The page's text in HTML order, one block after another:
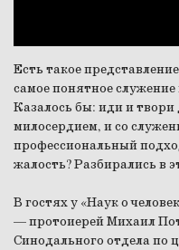
Есть такое
самое понятное
Казалось бы: иди и твори
милосердием, и со
профессиональный
жалость? Разбирались в
В гостях у «Наук о
— протоиерей Михаил
Синодального отдела по